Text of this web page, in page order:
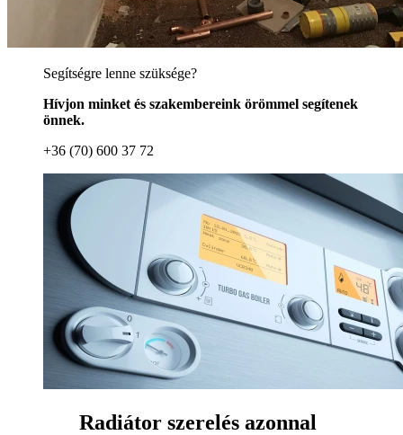
Segítségre lenne szüksége?
Hívjon minket és szakembereink örömmel segítenek
önnek.
+36 (70) 600 37 72
Radiátor szerelés azonnal